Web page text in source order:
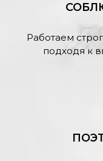
Работаем
подходя к